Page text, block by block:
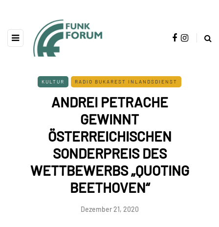
KULTUR RADIO BUKAREST INLANDSDIENST
ANDREI PETRACHE
GEWINNT
ÖSTERREICHISCHEN
SONDERPREIS DES
WETTBEWERBS „QUOTING
BEETHOVEN“
Dezember 21, 2020